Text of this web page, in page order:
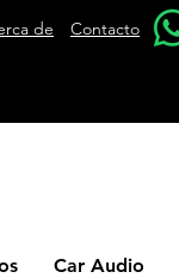
de Contacto
Car Audio